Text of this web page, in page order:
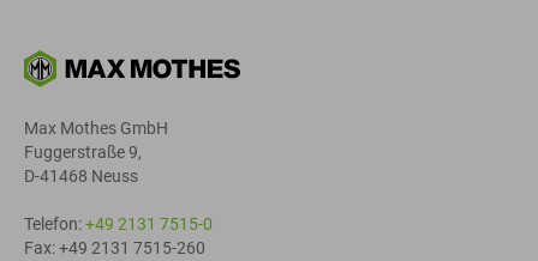
Max Mothes GmbH
Fuggerstraße 9,
D-41468 Neuss
Telefon:+49 2131 7515-0
Fax: +49 2131 7515-260